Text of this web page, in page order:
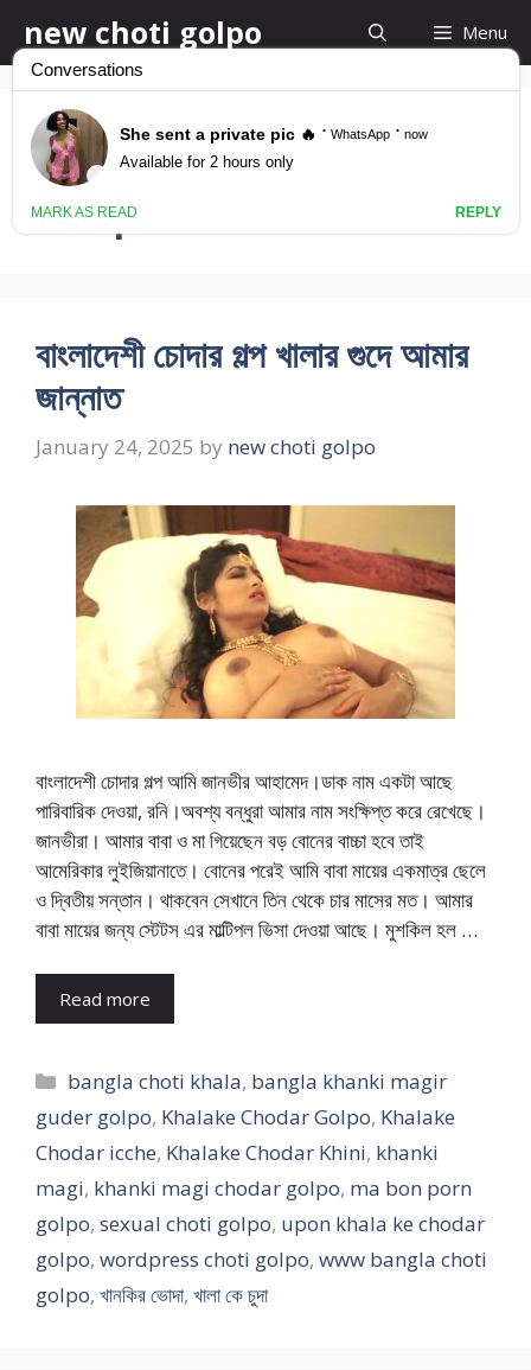
to
content
new choti golpo Menu
Khalake Chodar
Golpo
বাংলাদেশী চোদার গল্প খালার গুদে আমার
জান্নাত
January 24, 2025 by new choti golpo
বাংলাদেশী চোদার গল্প আমি জানভীর আহামেদ।ডাক নাম একটা আছে
পারিবারিক দেওয়া, রনি।অবশ্য বন্ধুরা আমার নাম সংক্ষিপ্ত করে রেখেছে।
জানভীরা। আমার বাবা ও মা গিয়েছেন বড় বোনের বাচ্চা হবে তাই
আমেরিকার লুইজিয়ানাতে। বোনের পরেই আমি বাবা মায়ের একমাত্র ছেলে
ও দ্বিতীয় সন্তান। থাকবেন সেখানে তিন থেকে চার মাসের মত। আমার
বাবা মায়ের জন্য স্টেটস এর মাল্টিপল ভিসা দেওয়া আছে। মুশকিল হল …
Read more
Categories
bangla choti khala, bangla khanki magir
guder golpo, Khalake Chodar Golpo, Khalake
Chodar icche, Khalake Chodar Khini, khanki
magi, khanki magi chodar golpo, ma bon porn
golpo, sexual choti golpo, upon khala ke chodar
golpo, wordpress choti golpo, www bangla choti
golpo, খানকির ভোদা, খালা কে চুদা